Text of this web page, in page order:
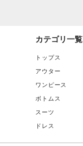
カテゴリ一覧
トップス
アウター
ワンピース
ボトムス
スーツ
ドレス